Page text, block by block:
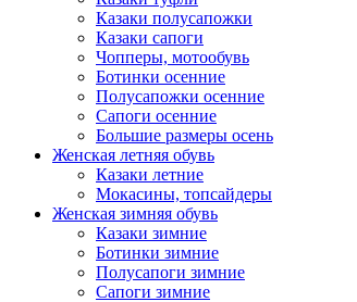
Казаки полусапожки
Казаки сапоги
Чопперы, мотообувь
Ботинки осенние
Полусапожки осенние
Сапоги осенние
Большие размеры осень
Женская летняя обувь
Казаки летние
Мокасины, топсайдеры
Женская зимняя обувь
Казаки зимние
Ботинки зимние
Полусапоги зимние
Сапоги зимние